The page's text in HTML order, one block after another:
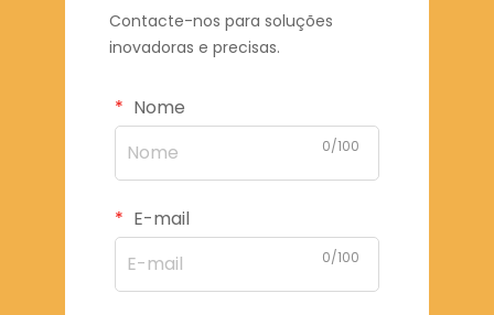
Contacte-nos para soluções
inovadoras e precisas.
Nome
0/100
E-mail
0/100